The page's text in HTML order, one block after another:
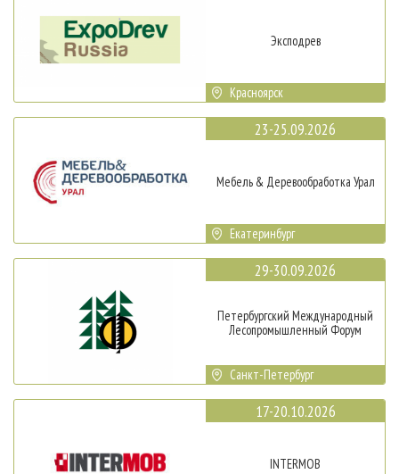
Эксподрев
Красноярск
23-25.09.2026
Мебель & Деревообработка Урал
Екатеринбург
29-30.09.2026
Петербургский Международный
Лесопромышленный Форум
Санкт-Петербург
17-20.10.2026
INTERMOB